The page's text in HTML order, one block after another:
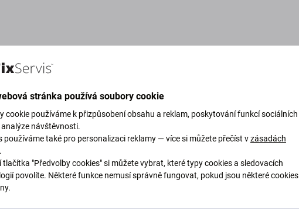
Popis a specifikace Kvalita
CAT S60
nebo jinak nefunkční
Specifikace
stránka používá soubory cookie
cookie používáme k přizpůsobení obsahu a reklam, poskytování funkcí sociálních
analýze návštěvnosti.
používáme také pro personalizaci reklamy — více si můžete přečíst vzásadách
.
tlačítka "Předvolby cookies" si můžete vybrat, které typy cookies a sledovacích
povolíte. Některé funkce nemusí správně fungovat, pokud jsou některé cookies